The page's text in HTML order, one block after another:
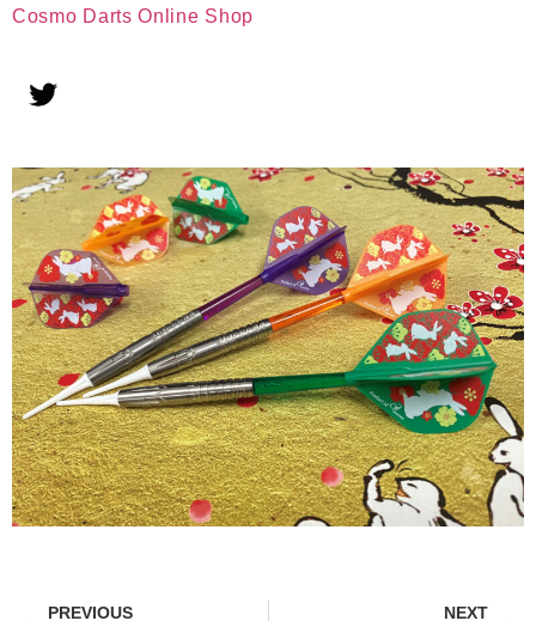
Cosmo Darts Online Shop
PREVIOUS NEXT